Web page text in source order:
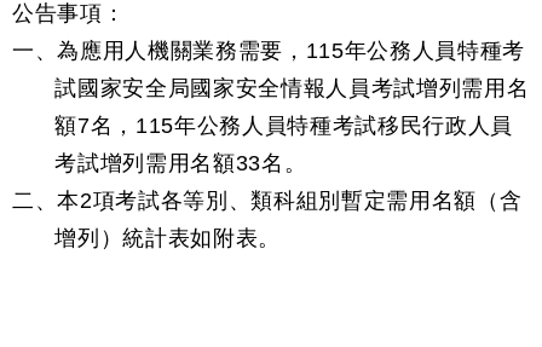
公告事項：
一、為應用人機關業務需要，115年公務人員特種考
試國家安全局國家安全情報人員考試增列需用名
額7名，115年公務人員特種考試移民行政人員
考試增列需用名額33名。
二、本2項考試各等別、類科組別暫定需用名額（含
增列）統計表如附表。